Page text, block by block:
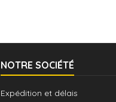
NOTRE SOCIÉTÉ
Expédition et délais